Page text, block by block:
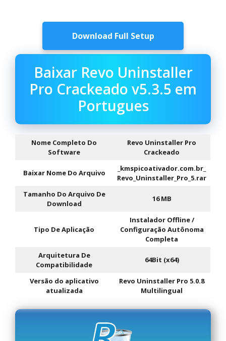
Download Full Setup
Baixar Revo Uninstaller
Pro Crackeado v5.3.5 em
Portugues
Nome Completo Do
Software
Revo Uninstaller Pro
Crackeado
Baixar Nome Do Arquivo
_kmspicoativador.com.br_
Revo_Uninstaller_Pro_5.rar
Tamanho Do Arquivo De
Download
16 MB
Tipo De Aplicação
Instalador Offline /
Configuração Autônoma
Completa
Arquitetura De
Compatibilidade
64Bit (x64)
Versão do aplicativo
atualizada
Revo Uninstaller Pro 5.0.8
Multilingual